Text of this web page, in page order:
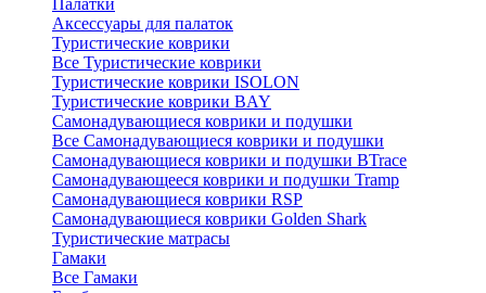
Палатки
Аксессуары для палаток
Туристические коврики
Все Туристические коврики
Туристические коврики ISOLON
Туристические коврики BAY
Самонадувающиеся коврики и подушки
Все Самонадувающиеся коврики и подушки
Самонадувающиеся коврики и подушки BTrace
Самонадувающееся коврики и подушки Tramp
Самонадувающиеся коврики RSP
Самонадувающиеся коврики Golden Shark
Туристические матрасы
Гамаки
Все Гамаки